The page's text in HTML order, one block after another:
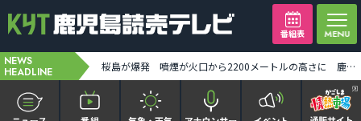
番組表
NEWS
HEADLINE JR指宿枕崎線 五位野-枕崎 運行見合わせ 雨の影響 [2026-08-09 12:35:00] 桜島が爆発 噴煙が火口から2200メートルの高さに 鹿児島市街地空は真っ暗に [2026-08-09 12:39:00]